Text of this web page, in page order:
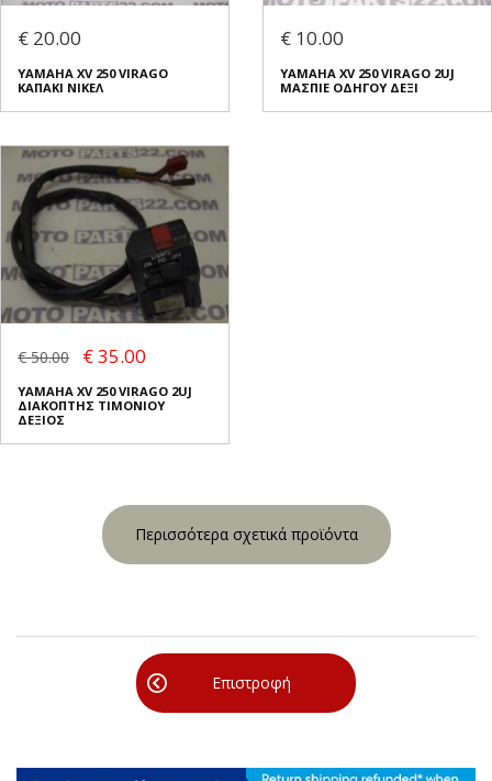
€ 20.00
YAMAHA XV 250 VIRAGO
ΚΑΠΑΚΙ ΝΙΚΕΛ
€ 10.00
YAMAHA XV 250 VIRAGO 2UJ
ΜΑΣΠΙΕ ΟΔΗΓΟΥ ΔΕΞΙ
€ 50.00 € 35.00
YAMAHA XV 250 VIRAGO 2UJ
ΔΙΑΚΟΠΤΗΣ ΤΙΜΟΝΙΟΥ
ΔΕΞΙΟΣ
Περισσότερα σχετικά προϊόντα
Επιστροφή